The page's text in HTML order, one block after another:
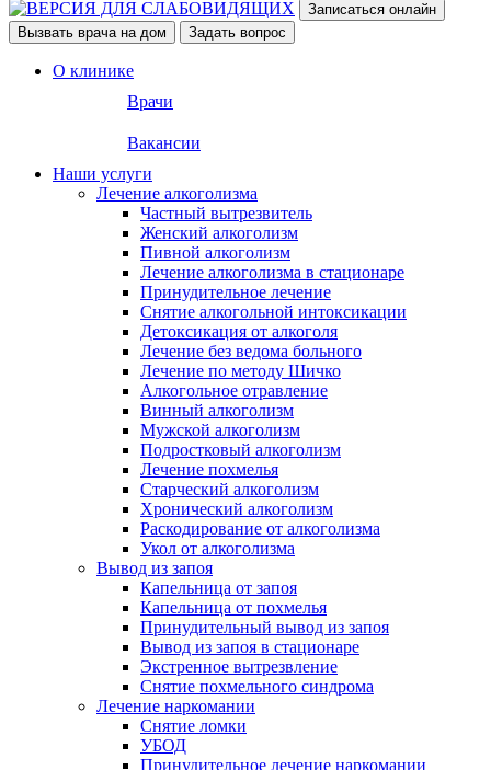
Записаться онлайн
Вызвать врача на дом
Задать вопрос
О клинике
Врачи
Вакансии
Наши услуги
Лечение алкоголизма
Частный вытрезвитель
Женский алкоголизм
Пивной алкоголизм
Лечение алкоголизма в стационаре
Принудительное лечение
Снятие алкогольной интоксикации
Детоксикация от алкоголя
Лечение без ведома больного
Лечение по методу Шичко
Алкогольное отравление
Винный алкоголизм
Мужской алкоголизм
Подростковый алкоголизм
Лечение похмелья
Старческий алкоголизм
Хронический алкоголизм
Раскодирование от алкоголизма
Укол от алкоголизма
Вывод из запоя
Капельница от запоя
Капельница от похмелья
Принудительный вывод из запоя
Вывод из запоя в стационаре
Экстренное вытрезвление
Снятие похмельного синдрома
Лечение наркомании
Снятие ломки
УБОД
Принудительное лечение наркомании